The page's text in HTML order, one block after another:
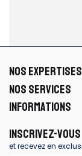
NOS EXPERTISES
NOS SERVICES
INFORMATIONS
INSCRIVEZ-
et recevez en